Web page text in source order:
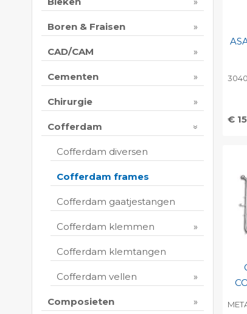
€
Boren & Fraisen
CAD/CAM
Cementen
Chirurgie
Cofferdam
Cofferdam diversen
Cofferdam frames
Cofferdam gaatjestangen
Cofferdam klemmen
Cofferdam klemtangen
Cofferdam vellen
Composieten